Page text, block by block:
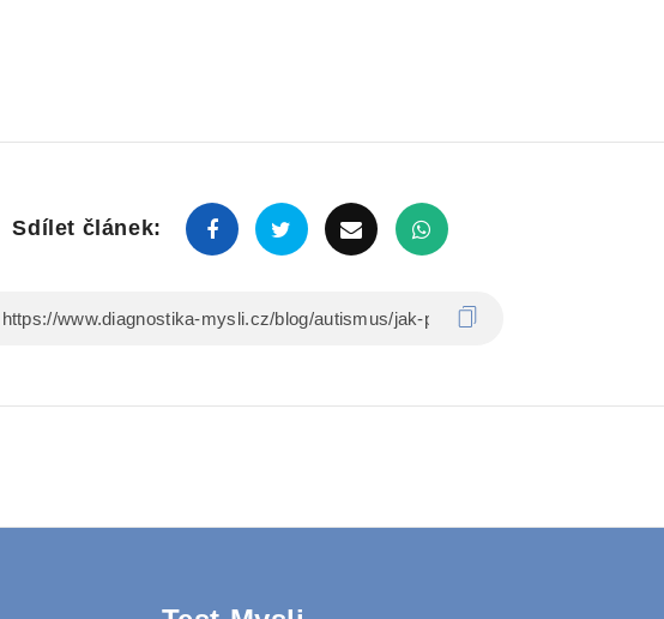
Sdílet článek: